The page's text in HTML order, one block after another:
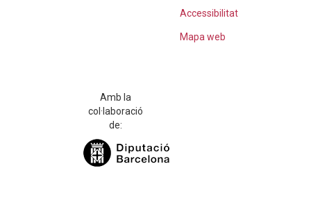
Accessibilitat
Mapa web
Amb la
col·laboració
de: